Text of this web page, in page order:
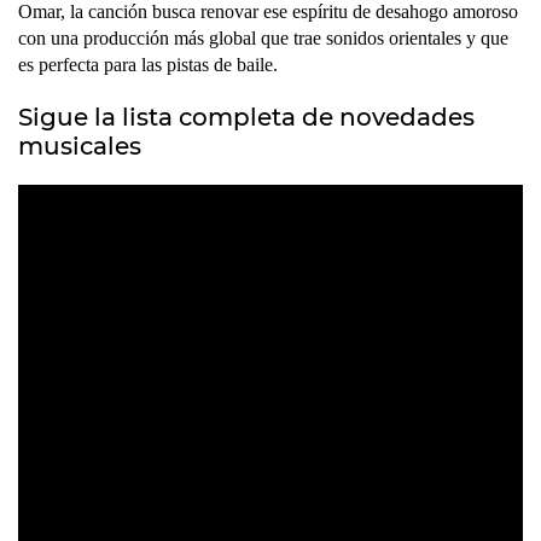
Omar, la canción busca renovar ese espíritu de desahogo amoroso
con una producción más global que trae sonidos orientales y que
es perfecta para las pistas de baile.
Sigue la lista completa de novedades
musicales